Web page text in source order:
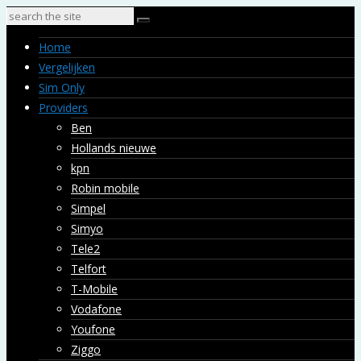
Home
Vergelijken
Sim Only
Providers
Ben
Hollands nieuwe
kpn
Robin mobile
Simpel
Simyo
Tele2
Telfort
T-Mobile
Vodafone
Youfone
Ziggo